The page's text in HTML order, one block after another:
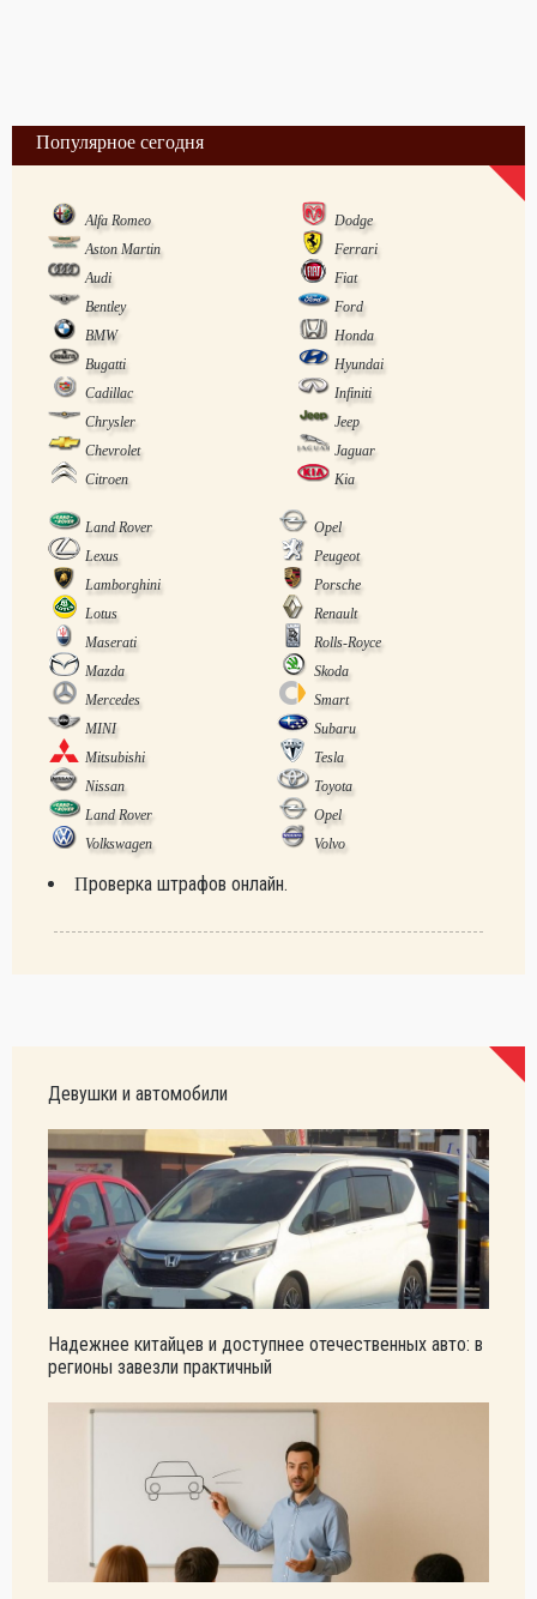
Популярное сегодня
Alfa Romeo
Dodge
Aston Martin
Ferrari
Audi
Fiat
Bentley
Ford
BMW
Honda
Bugatti
Hyundai
Cadillac
Infiniti
Chrysler
Jeep
Chevrolet
Jaguar
Citroen
Kia
Land Rover
Opel
Lexus
Peugeot
Lamborghini
Porsche
Lotus
Renault
Maserati
Rolls-Royce
Mazda
Skoda
Mercedes
Smart
MINI
Subaru
Mitsubishi
Tesla
Nissan
Toyota
Land Rover
Opel
Volkswagen
Volvo
Проверка штрафов онлайн.
Девушки и автомобили
Надежнее китайцев и доступнее отечественных авто: в
регионы завезли практичный